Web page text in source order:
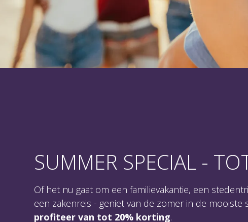
SUMMER SPECIAL -
Of het nu gaat om een familievakantie, een
een zakenreis - geniet van de zomer in de mooiste
profiteer van tot 20% korting.